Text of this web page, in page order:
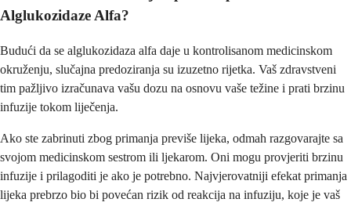
Alglukozidaze Alfa?
Budući da se alglukozidaza alfa daje u kontrolisanom medicinskom
okruženju, slučajna predoziranja su izuzetno rijetka. Vaš zdravstveni
tim pažljivo izračunava vašu dozu na osnovu vaše težine i prati brzinu
infuzije tokom liječenja.
Ako ste zabrinuti zbog primanja previše lijeka, odmah razgovarajte sa
svojom medicinskom sestrom ili ljekarom. Oni mogu provjeriti brzinu
infuzije i prilagoditi je ako je potrebno. Najvjerovatniji efekat primanja
lijeka prebrzo bio bi povećan rizik od reakcija na infuziju, koje je vaš